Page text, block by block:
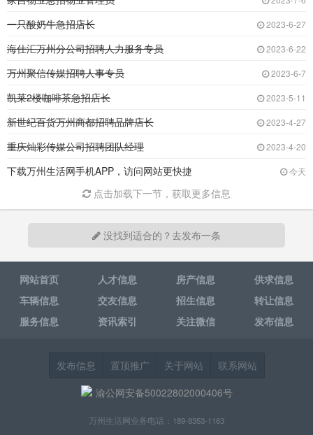
一只酸奶牛急招店长 2023-6-27
海仕汇万州分公司招聘人力服务专员 2023-6-22
万州聚信传媒招聘人事专员 2023-6-7
凯莱2楼咖啡茶急招店长 2023-5-11
新世纪百货万州商都招聘品牌店长 2023-4-27
重庆灿彩传媒公司招聘团队经理 2023-4-20
下载万州生活网手机APP，访问网站更快捷 今天
点击加载下一节，获取更多信息
没找到适合的？去发布一条
网站首页 人才信息 房产信息
供求信息
车辆信息
交友信息 招生信息
转让信息
服务信息
资讯索引 关注微信 发布信息
发布信息 置顶推广 关于网站
联系网站
渝公网安备50022802000406号
万州生活网业务电话：189-8353-1163